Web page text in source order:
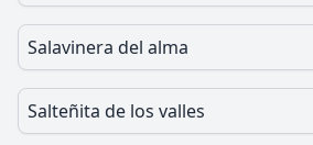
Salavinera del alma
Salteñita de los valles